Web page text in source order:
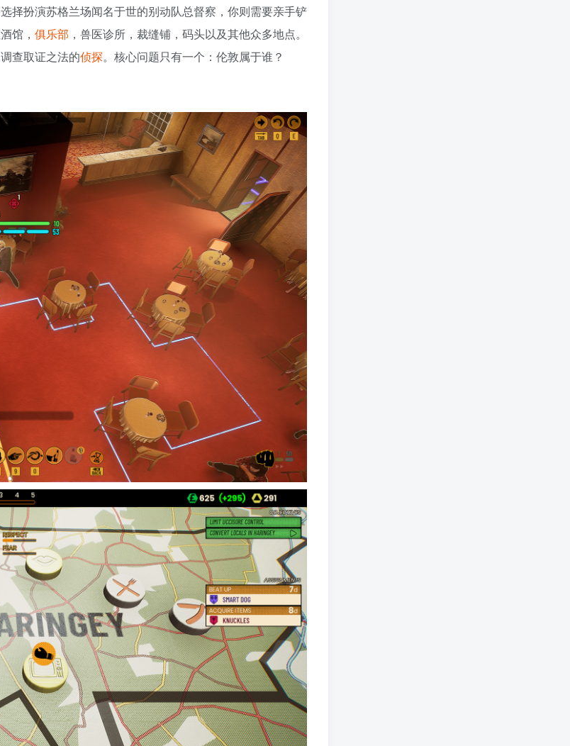
择扮演苏格兰场闻名于世的别动队总督察，你则需要亲手铲
馆， 俱乐部 ，兽医诊所，裁缝铺，码头以及其他众多地点。
查取证之法的侦探。核心问题只有一个：伦敦属于谁？